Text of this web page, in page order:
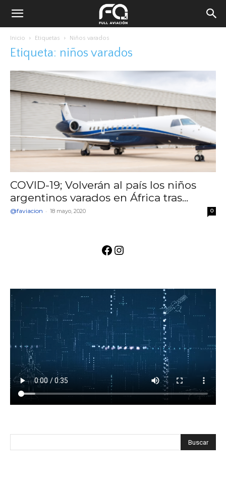
Inicio Etiquetas Niños varados
Etiqueta: niños varados
COVID-19; Volverán al país los niños
argentinos varados en África tras...
@faviacion - 18 mayo, 2020 0
Facebook
Instagram